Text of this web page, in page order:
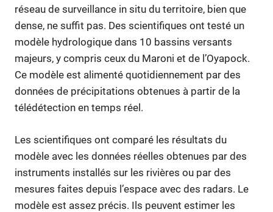
réseau de surveillance in situ du territoire, bien que
dense, ne suffit pas. Des scientifiques ont testé un
modèle hydrologique dans 10 bassins versants
majeurs, y compris ceux du Maroni et de l’Oyapock.
Ce modèle est alimenté quotidiennement par des
données de précipitations obtenues à partir de la
télédétection en temps réel.
Les scientifiques ont comparé les résultats du
modèle avec les données réelles obtenues par des
instruments installés sur les rivières ou par des
mesures faites depuis l’espace avec des radars. Le
modèle est assez précis. Ils peuvent estimer les